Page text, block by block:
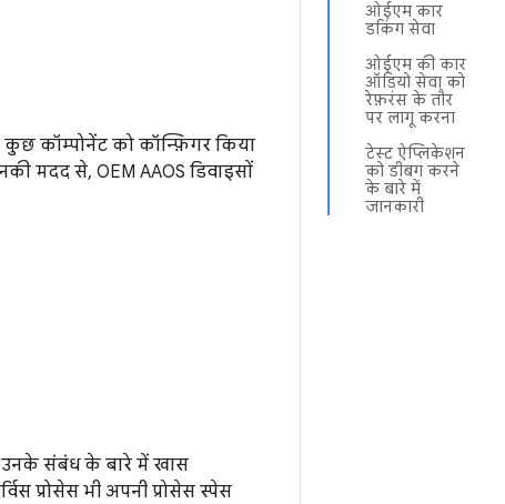
ओईएम कार
डकिंग सेवा
ओईएम की कार
ऑडियो सेवा को
रेफ़रंस के तौर
पर लागू करना
टेस्ट ऐप्लिकेशन
को डीबग करने
के बारे में
जानकारी
कॉम्पोनेंट को कॉन्फ़िगर किया
मदद से, OEM AAOS डिवाइसों
उनके संबंध के बारे में खास
प्रोसेस भी अपनी प्रोसेस स्पेस